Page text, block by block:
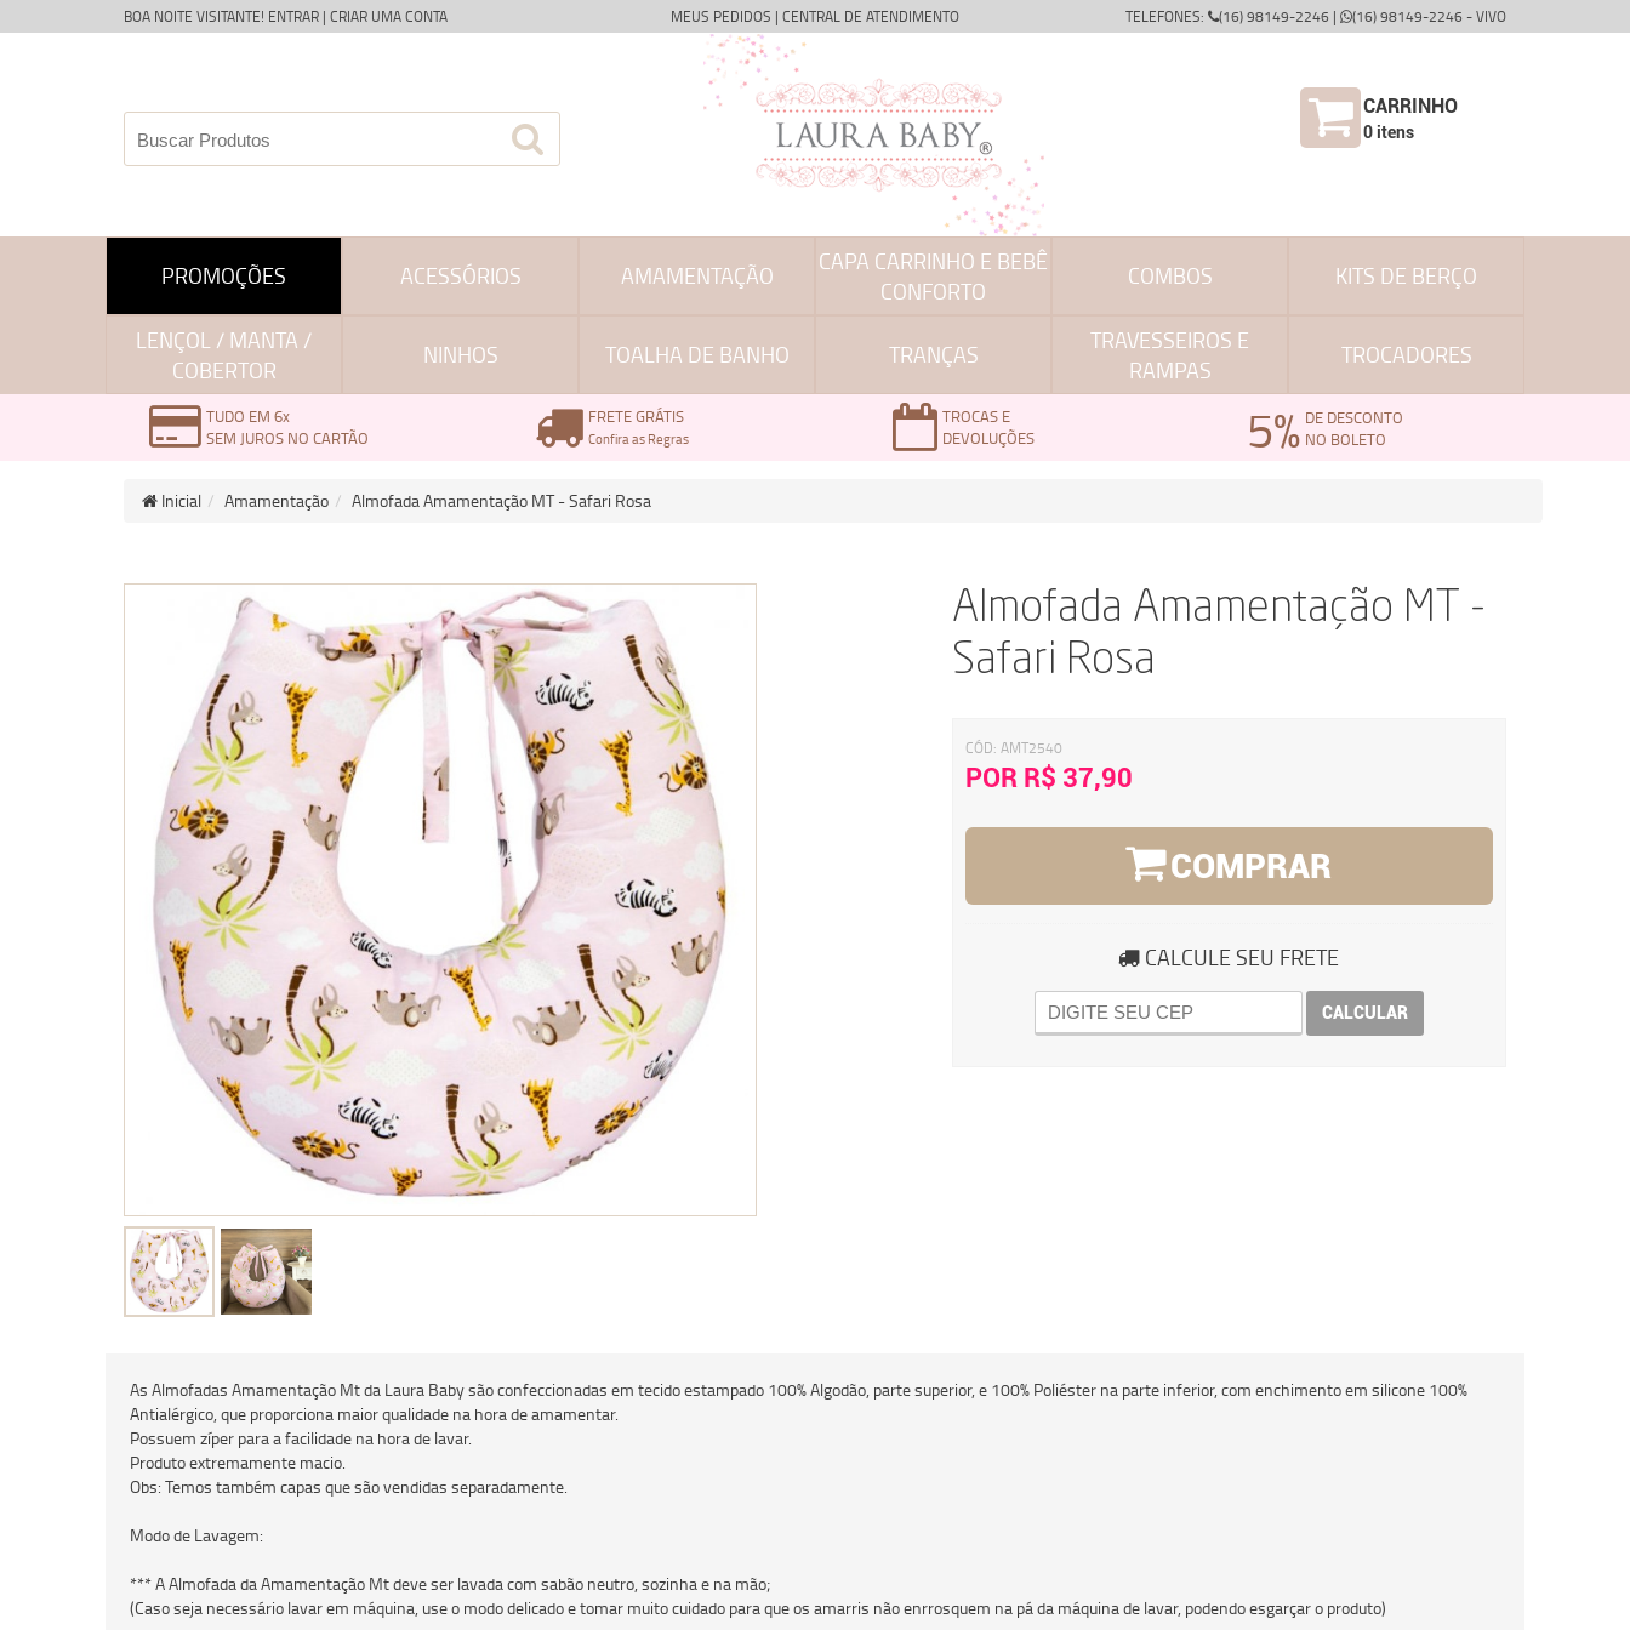
BOA NOITE VISITANTE! ENTRAR | CRIAR UMA CONTA MEUS PEDIDOS | CENTRAL DE ATENDIMENTO TELEFONES: (16) 98149-2246 | (16) 98149-2246 - VIVO
CARRINHO
0itens
PROMOÇÕES ACESSÓRIOS AMAMENTAÇÃO
CAPA CARRINHO E BEBÊ
CONFORTO
COMBOS KITS DE BERÇO
LENÇOL / MANTA /
COBERTOR
NINHOS TOALHA DE BANHO TRANÇAS
TRAVESSEIROS E
RAMPAS
TROCADORES
TUDO EM 6x
SEM JUROS NO CARTÃO
FRETE GRÁTIS
Confira as Regras
TROCAS E
DEVOLUÇÕES
5% DE DESCONTO
NO BOLETO
Inicial Amamentação Almofada Amamentação MT - Safari Rosa
Almofada Amamentação MT -
Safari Rosa
CÓD: AMT2540
POR R$ 37,90
COMPRAR
CALCULE SEU FRETE
CALCULAR
As Almofadas Amamentação Mt da Laura Baby são confeccionadas em tecido estampado 100% Algodão, parte superior, e 100% Poliéster na parte inferior, com enchimento em silicone 100%
Antialérgico, que proporciona maior qualidade na hora de amamentar.
Possuem zíper para a facilidade na hora de lavar.
Produto extremamente macio.
Obs: Temos também capas que são vendidas separadamente.
Modo de Lavagem:
*** A Almofada da Amamentação Mt deve ser lavada com sabão neutro, sozinha e na mão;
(Caso seja necessário lavar em máquina, use o modo delicado e tomar muito cuidado para que os amarris não enrrosquem na pá da máquina de lavar, podendo esgarçar o produto)